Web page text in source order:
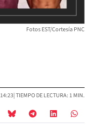
Fotos EST/Cortesía PNC
14:23| TIEMPO DE LECTURA: 1 MIN.